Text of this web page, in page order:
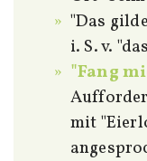
"Das
i. S. v.
"Fang
mit